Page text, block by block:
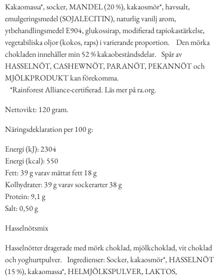
Kakaomassa*, socker, MANDEL (20 %), kakaosmör*, havssalt,
emulgeringsmedel (SOJALECITIN), naturlig vanilj arom,
ytbehandlingsmedel E904, glukossirap, modifierad tapiokastärkelse,
vegetabiliska oljor (kokos, raps) i varierande proportion. Den mörka
chokladen innehåller min 52 % kakaobeståndsdelar. Spår av
HASSELNÖT, CASHEWNÖT, PARANÖT, PEKANNÖT och
MJÖLKPRODUKT kan förekomma.
*Rainforest Alliance-certifierad. Läs mer på ra.org.
Nettovikt: 120 gram.
Näringsdeklaration per 100 g:
Energi (kJ): 2304
Energi (kcal): 550
Fett: 39 g varav mättat fett 18 g
Kolhydrater: 39 g varav sockerarter 38 g
Protein: 9,1 g
Salt: 0,50 g
Hasselnötsmix
Hasselnötter dragerade med mörk choklad, mjölkchoklad, vit choklad
och yoghurtpulver. Ingredienser: Socker, kakaosmör*, HASSELNÖT
(15 %), kakaomassa*, HELMJÖLKSPULVER, LAKTOS,